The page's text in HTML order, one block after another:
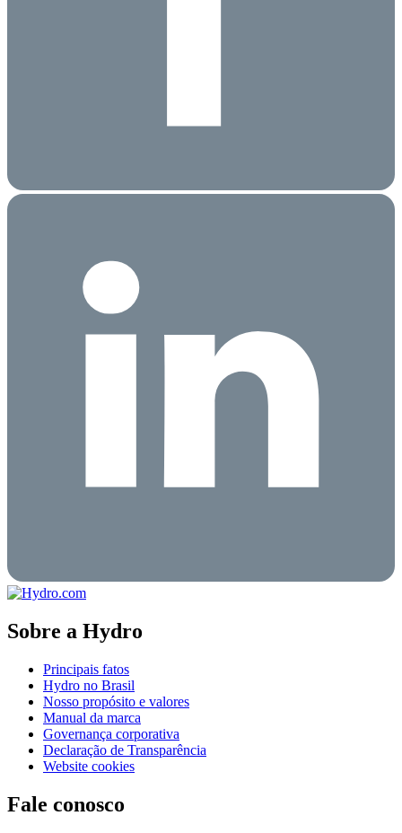
Sobre a Hydro
Principais fatos
Hydro no Brasil
Nosso propósito e valores
Manual da marca
Governança corporativa
Declaração de Transparência
Website cookies
Fale conosco